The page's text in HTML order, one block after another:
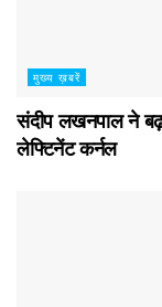
मुख्य ख़बरें
संदीप लखनपाल ने
लेफ्टिनेंट कर्नल